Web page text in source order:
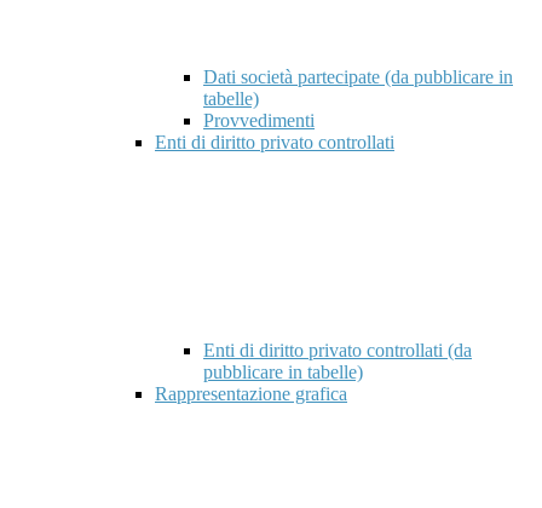
Dati società partecipate (da pubblicare in
tabelle)
Provvedimenti
Enti di diritto privato controllati
Enti di diritto privato controllati (da
pubblicare in tabelle)
Rappresentazione grafica